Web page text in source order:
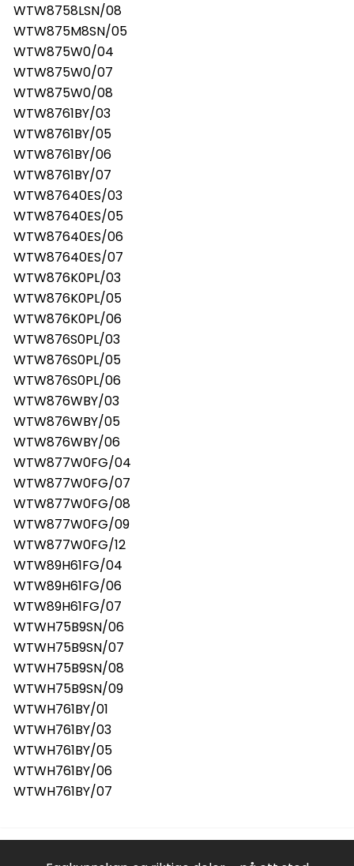
WTW8758LSN/08
WTW875M8SN/05
WTW875W0/04
WTW875W0/07
WTW875W0/08
WTW8761BY/03
WTW8761BY/05
WTW8761BY/06
WTW8761BY/07
WTW87640ES/03
WTW87640ES/05
WTW87640ES/06
WTW87640ES/07
WTW876K0PL/03
WTW876K0PL/05
WTW876K0PL/06
WTW876S0PL/03
WTW876S0PL/05
WTW876S0PL/06
WTW876WBY/03
WTW876WBY/05
WTW876WBY/06
WTW877W0FG/04
WTW877W0FG/07
WTW877W0FG/08
WTW877W0FG/09
WTW877W0FG/12
WTW89H61FG/04
WTW89H61FG/06
WTW89H61FG/07
WTWH75B9SN/06
WTWH75B9SN/07
WTWH75B9SN/08
WTWH75B9SN/09
WTWH761BY/01
WTWH761BY/03
WTWH761BY/05
WTWH761BY/06
WTWH761BY/07